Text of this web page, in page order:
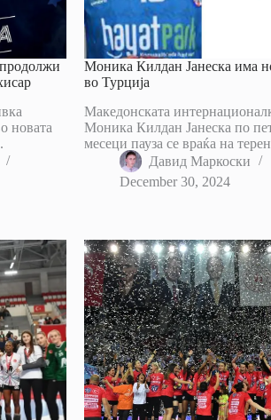
новата
Моника Килдан Јанеска има
во Турција
Македонската
Моника Килдан Јанеска по
месеци пауза се враќа на
Давид Маркоски
December 30, 2024